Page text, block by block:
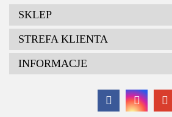
SKLEP
STREFA KLIENTA
INFORMACJE